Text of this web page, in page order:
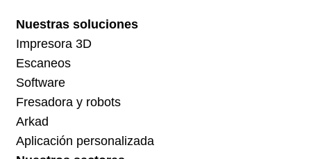
Nuestras soluciones
Impresora 3D
Escaneos
Software
Fresadora y robots
Arkad
Aplicación personalizada